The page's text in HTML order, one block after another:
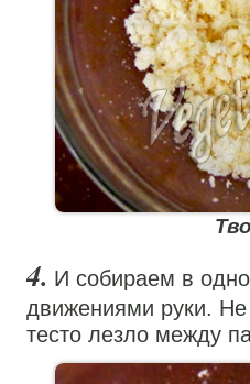
И собираем в
движениями руки.
тесто лезло между